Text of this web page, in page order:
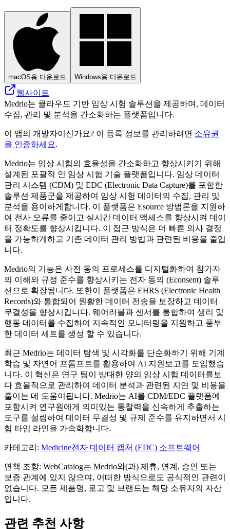
macOS용 다운로드 Windows용 다운로드
웹사이트
Medrio는 클라우드 기반 임상 시험 솔루션을 제공하며, 데이터
수집, 관리 및 분석을 간소화하는 플랫폼입니다.
이 앱의 개발자이신가요? 이 등록 정보를 관리하려면 소유권
을 인증하세요.
Medrio는 임상 시험의 효율성을 간소화하고 향상시키기 위해
설계된 포괄적 인 임상 시험 기술 플랫폼입니다. 임상 데이터
관리 시스템 (CDM) 및 EDC (Electronic Data Capture)를 포함한
솔루션 제품군을 제공하여 임상 시험 데이터의 수집, 관리 및
분석을 용이하게합니다. 이 플랫폼은 Esource 방법론을 지원하
여 전사 오류를 줄이고 실시간 데이터 액세스를 향상시켜 데이
터 정확도를 향상시킵니다. 이 접근 방식은 더 빠른 의사 결정
을 가능하게하고 기존 데이터 관리 방법과 관련된 비용을 줄입
니다.
Medrio의 기능은 사전 동의 프로세스를 디지털화하여 참가자
의 이해와 규정 준수를 향상시키는 전자 동의 (Econsent) 솔루
션으로 확장됩니다. 또한이 플랫폼은 EHRS (Electronic Health
Records)와 통합되어 원활한 데이터 전송을 보장하고 데이터
무결성을 향상시킵니다. 웨어러블과 센서를 통합하여 생리 및
행동 데이터를 수집하여 지속적인 모니터링을 지원하고 풍부
한 데이터 세트를 생성 할 수 있습니다.
최근 Medrio는 데이터 탐색 및 시각화를 단순화하기 위해 기계
학습 및 자연어 프롬프트를 활용하여 AI 지원보고를 도입했습
니다. 이 혁신은 연구 팀이 방대한 양의 임상 시험 데이터를보
다 효율적으로 관리하여 데이터 분석과 관련된 지연 및 비용을
줄이는 데 도움이됩니다. Medrio는 AI를 CDM/EDC 플랫폼에
포함시켜 연구원에게 의미있는 통찰력을 신속하게 추출하는
도구를 설립하여 데이터 무결성 및 규제 준수를 유지하면서 시
험 타임 라인을 가속화합니다.
카테고리 : Medicine전자 데이터 캡처 (EDC) 소프트웨어
면책 조항: WebCatalog는 Medrio와(과) 제휴, 연계, 승인 또는
보증 관계에 있지 않으며, 어떠한 방식으로도 공식적인 관련이
없습니다. 모든 제품명, 로고 및 브랜드는 해당 소유자의 자산
입니다.
관련 추천 사항